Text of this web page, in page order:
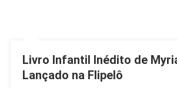
Livro Infantil Inédito de
Lançado na Flipelô